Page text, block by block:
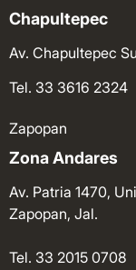
Chapultepec
Av. Chapultepec
Tel. 33 3616 2324
Zapopan
Zona Andares
Av. Patria 1470,
Zapopan, Jal.
Tel. 33 2015 0708